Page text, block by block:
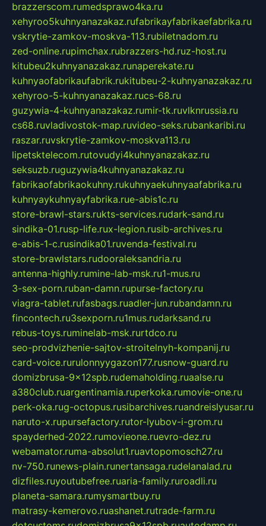
brazzerscom.rumedsprawo4ka.ru
xehyroo5kuhnyanazakaz.rufabrikayfabrikaefabrika.ru
vskrytie-zamkov-moskva-113.rubiletnadom.ru
zed-online.rupimchax.rubrazzers-hd.ruz-host.ru
kitubeu2kuhnyanazakaz.runaperekate.ru
kuhnyaofabrikaufabrik.rukitubeu-2-kuhnyanazakaz.ru
xehyroo-5-kuhnyanazakaz.rucs-68.ru
guzywia-4-kuhnyanazakaz.rumir-tk.ruvlknrussia.ru
cs68.ruvladivostok-map.ruvideo-seks.rubankaribi.ru
raszar.ruvskrytie-zamkov-moskva113.ru
lipetsktelecom.rutovudyi4kuhnyanazakaz.ru
seksuzb.ruguzywia4kuhnyanazakaz.ru
fabrikaofabrikaokuhny.rukuhnyaekuhnyaafabrika.ru
kuhnyaykuhnyayfabrika.rue-abis1c.ru
store-brawl-stars.rukts-services.rudark-sand.ru
sindika-01.rusp-life.rux-legion.rusib-archives.ru
e-abis-1-c.rusindika01.ruvenda-festival.ru
store-brawlstars.rudooraleksandria.ru
antenna-highly.rumine-lab-msk.ru1-mus.ru
3-sex-porn.ruban-damn.rupurse-factory.ru
viagra-tablet.rufasbags.ruadler-jun.rubandamn.ru
fincontech.ru3sexporn.ru1mus.rudarksand.ru
rebus-toys.ruminelab-msk.rurtdco.ru
seo-prodvizhenie-sajtov-stroitelnyh-kompanij.ru
card-voice.rurulonnyygazon177.rusnow-guard.ru
domizbrusa-9x12spb.rudemaholding.ruaalse.ru
a380club.ruargentinamia.ruperkoka.rumovie-one.ru
perk-oka.rug-octopus.rusibarchives.ruandreislyusar.ru
naruto-x.rupursefactory.rutor-lyubov-i-grom.ru
spayderhed-2022.rumovieone.ruevro-dez.ru
webamator.ruma-absolut1.ruavtopomosch27.ru
nv-750.runews-plain.runertansaga.rudelanalad.ru
dizfiles.ruyoutubefree.ruaria-family.ruroadli.ru
planeta-samara.rumysmartbuy.ru
matrasy-kemerovo.ruashanet.rutrade-farm.ru